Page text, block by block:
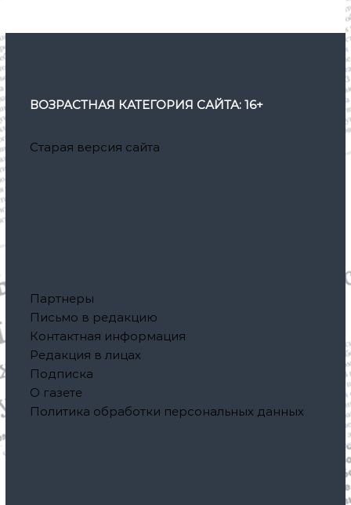
ВОЗРАСТНАЯ КАТЕГОРИЯ САЙТА: 16+
Старая версия сайта
Партнеры
Письмо в редакцию
Контактная информация
Редакция в лицах
Подписка
О газете
Политика обработки персональных данных